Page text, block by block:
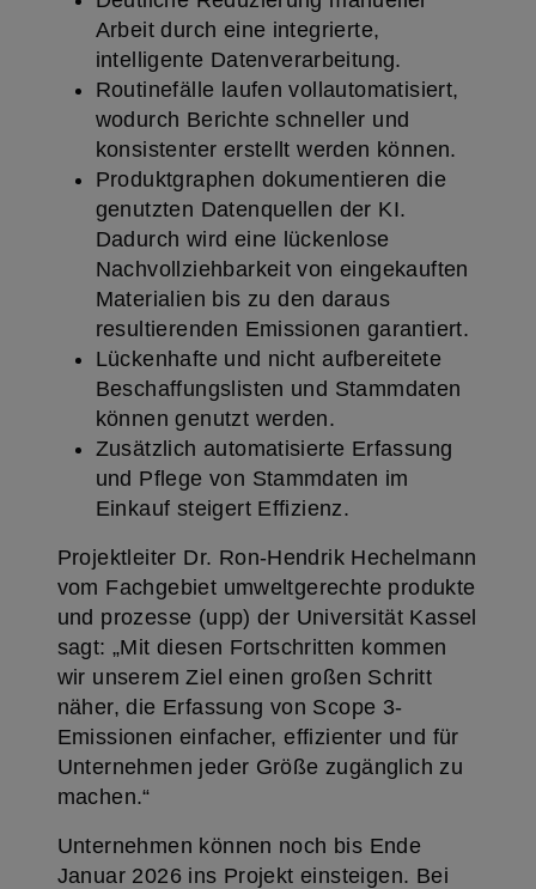
Arbeit durch eine integrierte,
intelligente Datenverarbeitung.
Routinefälle laufen vollautomatisiert,
wodurch Berichte schneller und
konsistenter erstellt werden können.
Produktgraphen dokumentieren die
genutzten Datenquellen der KI.
Dadurch wird eine lückenlose
Nachvollziehbarkeit von eingekauften
Materialien bis zu den daraus
resultierenden Emissionen garantiert.
Lückenhafte und nicht aufbereitete
Beschaffungslisten und Stammdaten
können genutzt werden.
Zusätzlich automatisierte Erfassung
und Pflege von Stammdaten im
Einkauf steigert Effizienz.
Projektleiter Dr. Ron-Hendrik Hechelmann
vom Fachgebiet umweltgerechte produkte
und prozesse (upp) der Universität Kassel
sagt: „Mit diesen Fortschritten kommen
wir unserem Ziel einen großen Schritt
näher, die Erfassung von Scope 3-
Emissionen einfacher, effizienter und für
Unternehmen jeder Größe zugänglich zu
machen.“
Unternehmen können noch bis Ende
Januar 2026 ins Projekt einsteigen. Bei